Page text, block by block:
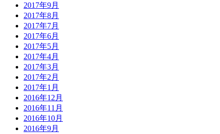
2017年9月
2017年8月
2017年7月
2017年6月
2017年5月
2017年4月
2017年3月
2017年2月
2017年1月
2016年12月
2016年11月
2016年10月
2016年9月